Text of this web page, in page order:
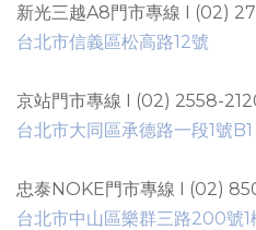
新光三越A8門市專線 I (02)
台北市信義區松高路12號
京站門市專線 I (02) 2558-
台北市大同區承德路一段1號B1
忠泰NOKE門市專線 I (02)
台北市中山區樂群三路200號1